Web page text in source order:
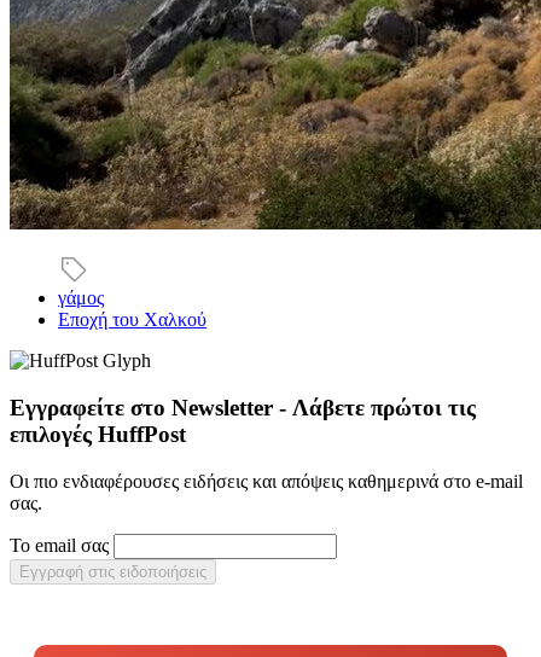
γάμος
Εποχή του Χαλκού
Εγγραφείτε στο Newsletter - Λάβετε πρώτοι τις
επιλογές HuffPost
Οι πιο ενδιαφέρουσες ειδήσεις και απόψεις καθημερινά στο e-mail
σας.
Το email σας
Εγγραφή στις ειδοποιήσεις